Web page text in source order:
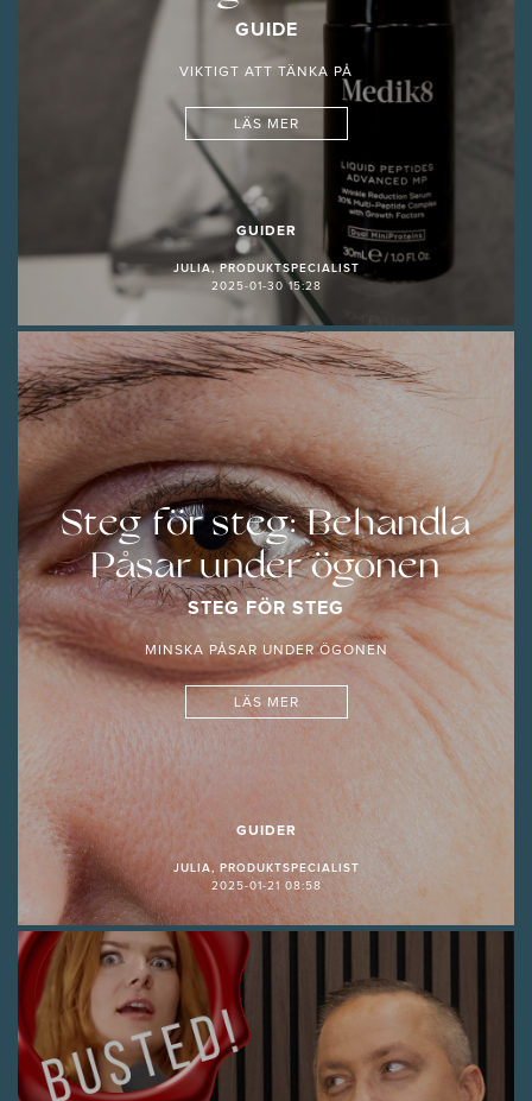
GUIDE
VIKTIGT ATT TÄNKA PÅ
LÄS MER
GUIDER
JULIA, PRODUKTSPECIALIST
2025-01-30 15:28
Steg för steg: Behandla
Påsar under ögonen
STEG FÖR STEG
MINSKA PÅSAR UNDER ÖGONEN
LÄS MER
GUIDER
JULIA, PRODUKTSPECIALIST
2025-01-21 08:58